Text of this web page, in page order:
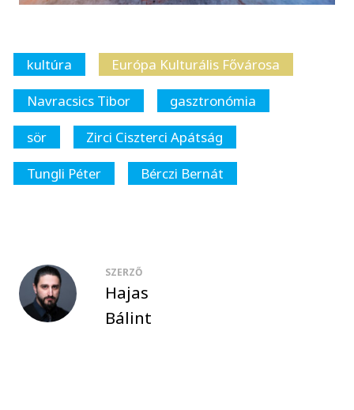
kultúra
Európa Kulturális Fővárosa
Navracsics Tibor
gasztronómia
sör
Zirci Ciszterci Apátság
Tungli Péter
Bérczi Bernát
SZERZŐ
Hajas
Bálint